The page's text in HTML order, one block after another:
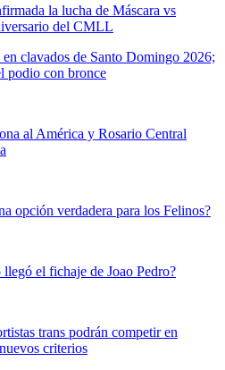
la lucha de Máscara vs
del CMLL
clavados de Santo Domingo 2026;
podio con bronce
al América y Rosario Central
opción verdadera para los Felinos?
el fichaje de Joao Pedro?
trans podrán competir en
criterios